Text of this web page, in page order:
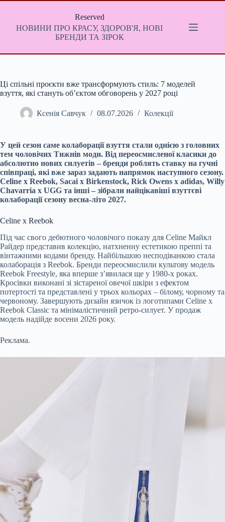
Перейти
Reserved
НОВИНИ ПРО КРАСУ, ЗДОРОВ'Я, НОВІ
БРЕНДИ ТА ЗІРОК
Ці спільні проєкти вже трансформують стиль: 7 моделей
взуття, які стануть об’єктом обговорень у 2027 році
Ксенія Савчук 08.07.2026 Колекції
У цей сезон саме колаборації взуття стали однією з головних
тем чоловічих Тижнів моди. Від переосмисленої класики до
абсолютно нових силуетів – бренди роблять ставку на гучні
співпраці, які вже зараз задають напрямок наступного сезону.
Celine x Reebok, Sacai x Birkenstock, Rick Owens x adidas, Willy
Chavarria x UGG та інші – зібрали найцікавіші взуттєві
колаборації сезону весна-літо 2027.
Celine x Reebok
Під час свого дебютного чоловічого показу для Celine Майкл
Райдер представив колекцію, натхненну естетикою преппі та
вінтажними кодами бренду. Найбільшою несподіванкою стала
колаборація з Reebok. Бренди переосмислили культову модель
Reebok Freestyle, яка вперше з’явилася ще у 1980-х роках.
Кросівки виконані зі зістареної овечої шкіри з ефектом
потертості та представлені у трьох кольорах – білому, чорному та
червоному. Завершують дизайн язичок із логотипами Celine x
Reebok Classic та мінімалістичний ретро-силует. У продаж
модель надійде восени 2026 року.
Реклама.